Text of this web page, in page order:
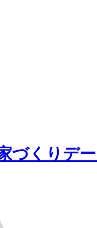
づくりデ